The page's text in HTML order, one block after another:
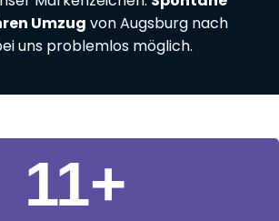
Umzug von Augsburg nach
uns problemlos möglich.
11+